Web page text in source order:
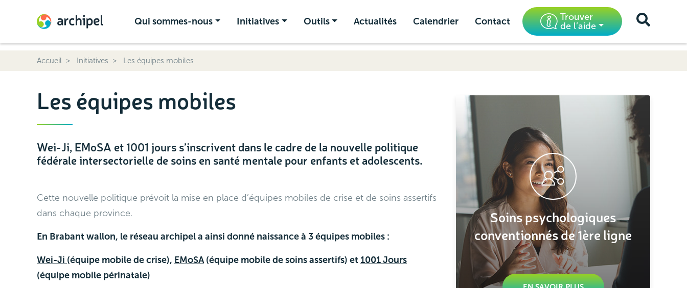
Qui sommes-nous Initiatives Outils Actualités Calendrier Contact
Trouver
de l’aide
Accueil Initiatives Les équipes mobiles
Les équipes mobiles
Wei-Ji, EMoSA et 1001 jours s’inscrivent dans le cadre de la nouvelle politique
fédérale intersectorielle de soins en santé mentale pour enfants et adolescents.
Cette nouvelle politique prévoit la mise en place d’équipes mobiles de crise et de soins assertifs
dans chaque province.
En Brabant wallon, le réseau archipel a ainsi donné naissance à 3 équipes mobiles :
Wei-Ji (équipe mobile de crise), EMoSA(équipe mobile de soins assertifs) et 1001 Jours
(équipe mobile périnatale)
Soins psychologiques
conventionnés de 1ère ligne